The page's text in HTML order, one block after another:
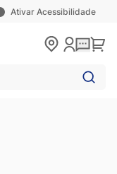
Ativar Acessibilidade